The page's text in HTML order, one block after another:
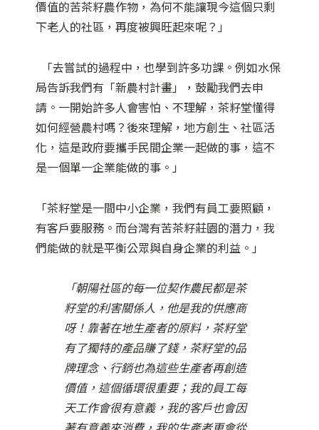
價值的苦茶籽農作物，為何不能讓現今這個只剩
下老人的社區，再度被興旺起來呢？」
「去嘗試的過程中，也學到許多功課。例如水保
局告訴我們有「新農村計畫」，鼓勵我們去申
請。一開始許多人會害怕、不理解，茶籽堂懂得
如何經營農村嗎？後來理解，地方創生、社區活
化，這是政府要攜手民間企業一起做的事，這不
是一個單一企業能做的事。」
「茶籽堂是一間中小企業，我們有員工要照顧，
有客戶要服務。而台灣有苦茶籽莊園的潛力，我
們能做的就是平衡公眾與自身企業的利益。」
「朝陽社區的每一位契作農民都是茶
籽堂的利害關係人，他是我的供應商
呀！靠著在地生產者的原料，茶籽堂
有了獨特的產品賺了錢，茶籽堂的品
牌理念、行銷也為這些生產者再創造
價值，這個循環很重要；我的員工每
天工作會很有意義，我的客戶也會因